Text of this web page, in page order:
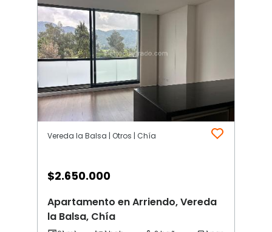
Vereda la Balsa | Otros | Chía
$2.650.000
Apartamento en Arriendo, Vereda
la Balsa, Chía